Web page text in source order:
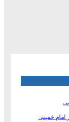
امام خمینی